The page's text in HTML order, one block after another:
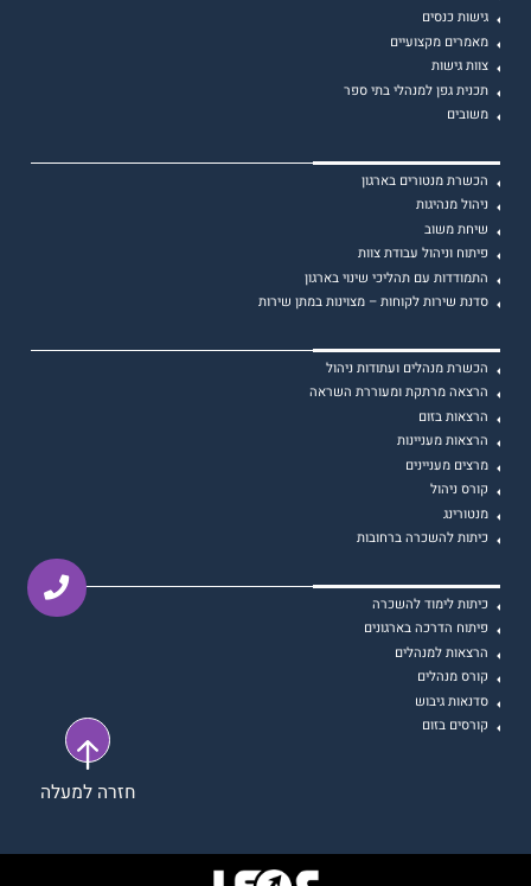
חזרה למעלה
גישות כנסים
מאמרים מקצועיים
צוות גישות
תכנית גפן למנהלי בתי ספר
משובים
הכשרת מנטורים בארגון
ניהול מנהיגות
שיחת משוב
פיתוח וניהול עבודת צוות
התמודדות עם תהליכי שינוי בארגון
סדנת שירות לקוחות – מצוינות במתן שירות
הכשרת מנהלים ועתודות ניהול
הרצאה מרתקת ומעוררת השראה
הרצאות בזום
הרצאות מעניינות
מרצים מעניינים
קורס ניהול
מנטורינג
כיתות להשכרה ברחובות
כיתות לימוד להשכרה
פיתוח הדרכה בארגונים
הרצאות למנהלים
קורס מנהלים
סדנאות גיבוש
קורסים בזום